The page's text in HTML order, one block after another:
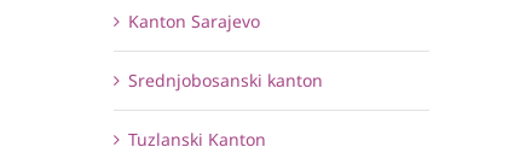
Kanton Sarajevo
Srednjobosanski kanton
Tuzlanski Kanton